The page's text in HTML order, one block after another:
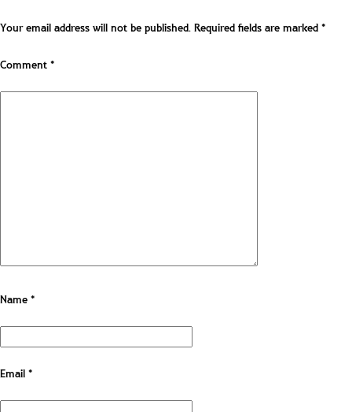
Your email address will not be published.Required fields are marked*
Comment*
Name*
Email*